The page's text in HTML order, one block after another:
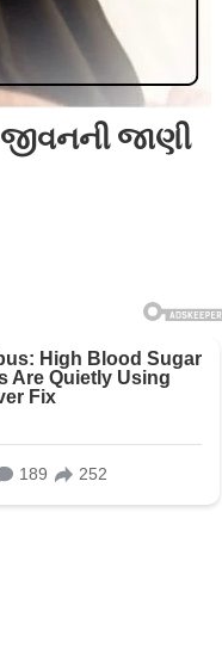
જાણી